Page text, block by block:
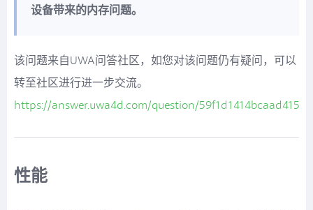
设备带来的内存问题。
该问题来自UWA问答社区，如您对该问题仍有疑问，可以
转至社区进行进一步交流。
https://answer.uwa4d.com/question/
性能